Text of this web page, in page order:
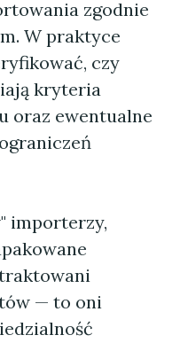
zgodnie
W praktyce
czy
kryteria
oraz ewentualne
importerzy,
— to oni